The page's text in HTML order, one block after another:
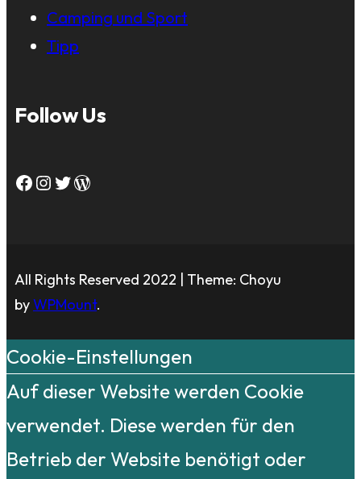
Camping und Sport
Tipp
Follow Us
Facebook Instagram Twitter WordPress
All Rights Reserved 2022 | Theme: Choyu
byWPMount.
Cookie-Einstellungen
Auf dieser Website werden Cookie
verwendet. Diese werden für den
Betrieb der Website benötigt oder